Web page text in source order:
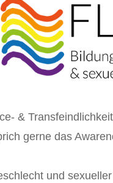
&
gerne das
und